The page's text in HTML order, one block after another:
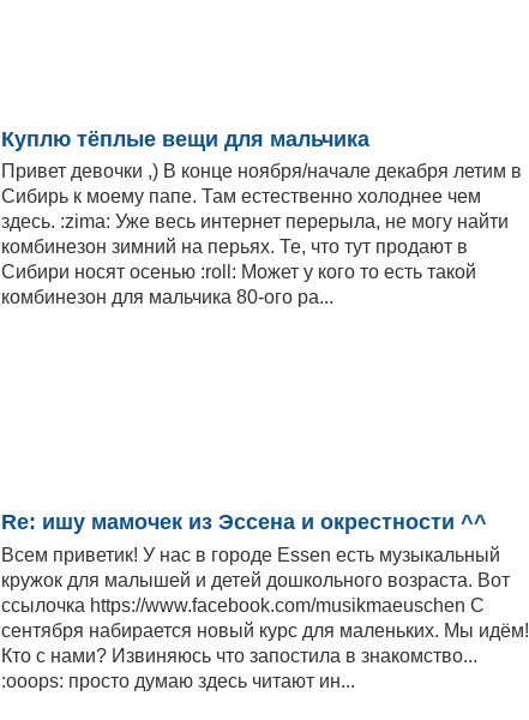
Куплю тёплые вещи для мальчика
Привет девочки ,) В конце ноября/начале декабря летим в
Сибирь к моему папе. Там естественно холоднее чем
здесь. :zima: Уже весь интернет перерыла, не могу найти
комбинезон зимний на перьях. Те, что тут продают в
Сибири носят осенью :roll: Может у кого то есть такой
комбинезон для мальчика 80-ого ра...
Re: ишу мамочек из Эссена и окрестности ^^
Всем приветик! У нас в городе Essen есть музыкальный
кружок для малышей и детей дошкольного возраста. Вот
ссылочка https://www.facebook.com/musikmaeuschen С
сентября набирается новый курс для маленьких. Мы идём!
Кто с нами? Извиняюсь что запостила в знакомство...
:ooops: просто думаю здесь читают ин...